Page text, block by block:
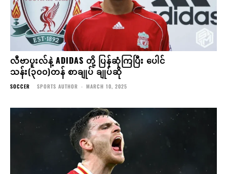
လီဗာပူးလ်နဲ့ ADIDAS တို့ ပြန်ဆုံကြပြီး ပေါင်
သန်း(၃၀၀)တန် စာချုပ် ချုပ်ဆို
SOCCER SPORTS AUTHOR - MARCH 10, 2025